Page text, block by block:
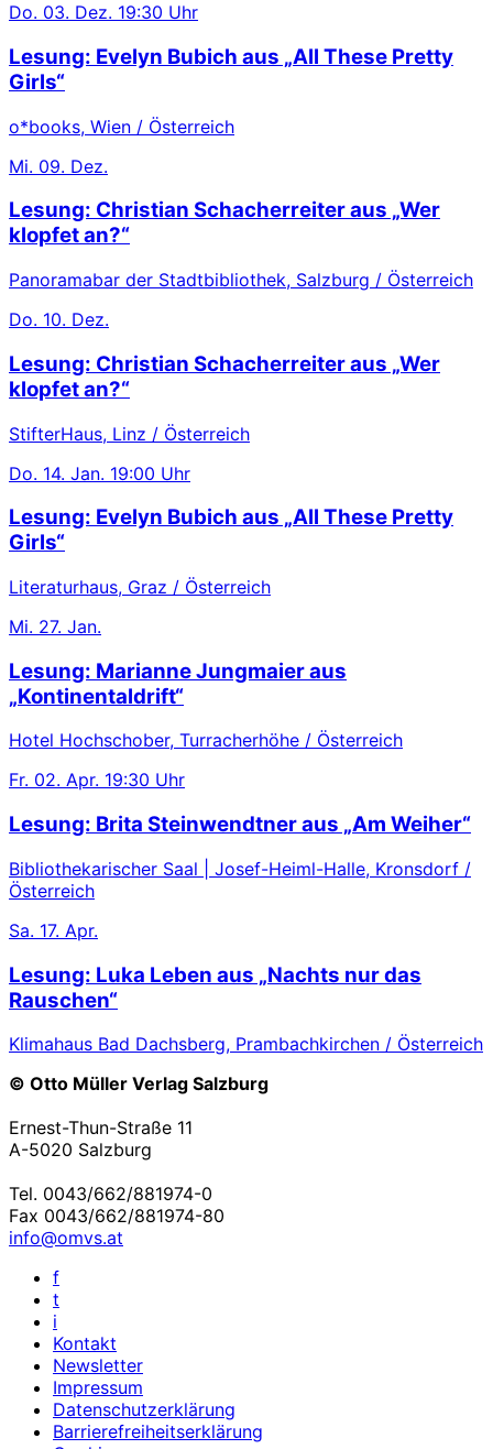
Do. 03. Dez. 19:30 Uhr
Lesung: Evelyn Bubich aus „All These Pretty
Girls“
o*books, Wien / Österreich
Mi. 09. Dez.
Lesung: Christian Schacherreiter aus „Wer
klopfet an?“
Panoramabar der Stadtbibliothek, Salzburg / Österreich
Do. 10. Dez.
Lesung: Christian Schacherreiter aus „Wer
klopfet an?“
StifterHaus, Linz / Österreich
Do. 14. Jan. 19:00 Uhr
Lesung: Evelyn Bubich aus „All These Pretty
Girls“
Literaturhaus, Graz / Österreich
Mi. 27. Jan.
Lesung: Marianne Jungmaier aus
„Kontinentaldrift“
Hotel Hochschober, Turracherhöhe / Österreich
Fr. 02. Apr. 19:30 Uhr
Lesung: Brita Steinwendtner aus „Am Weiher“
Bibliothekarischer Saal | Josef-Heiml-Halle, Kronsdorf /
Österreich
Sa. 17. Apr.
Lesung: Luka Leben aus „Nachts nur das
Rauschen“
Klimahaus Bad Dachsberg, Prambachkirchen / Österreich
© Otto Müller Verlag Salzburg
Ernest-Thun-Straße 11
A-5020 Salzburg
Tel. 0043/662/881974-0
Fax 0043/662/881974-80
info@omvs.at
f
t
i
Kontakt
Newsletter
Impressum
Datenschutzerklärung
Barrierefreiheitserklärung